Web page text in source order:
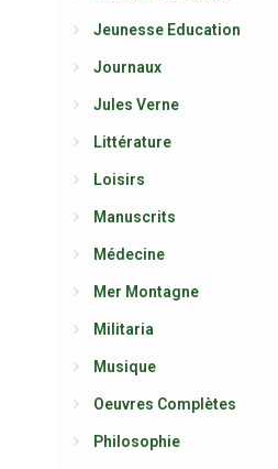
Jeunesse Education
Journaux
Jules Verne
Littérature
Loisirs
Manuscrits
Médecine
Mer Montagne
Militaria
Musique
Oeuvres Complètes
Philosophie